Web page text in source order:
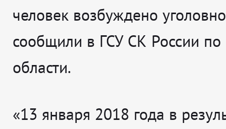
человек возбуждено
сообщили в ГСУ СК России
области.
«13 января 2018 года в